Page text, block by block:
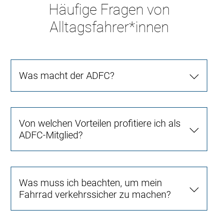
Häufige Fragen von
Alltagsfahrer*innen
Was macht der ADFC?
Von welchen Vorteilen profitiere ich als
ADFC-Mitglied?
Was muss ich beachten, um mein
Fahrrad verkehrssicher zu machen?